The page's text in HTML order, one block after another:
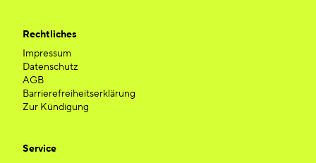
Rechtliches
Impressum
Datenschutz
AGB
Barrierefreiheitserklärung
Zur Kündigung
Service